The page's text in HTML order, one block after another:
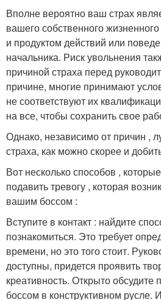
Вполне вероятно ваш страх
вашего собственного
и продуктом действий или
начальника. Риск увольнения
причиной страха перед
причине, многие принимают
не соответствуют их
на все, чтобы сохранить свое
Однако, независимо от причин ,
страха, как можно скорее и
Вот несколько способов ,
подавить тревогу , которая
вашим боссом :
Вступите в контакт : найдите
познакомиться. Это требует
времени, но это того стоит.
доступны, придется проявить
креативность. Открыто
боссом в конструктивном русле.